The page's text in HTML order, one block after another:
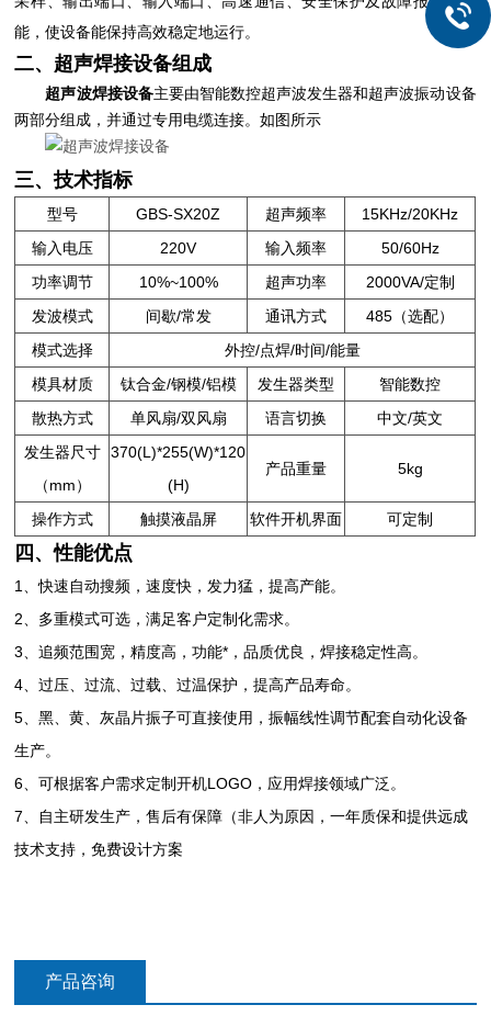
能，使设备能保持高效稳定地运行。
二、超声焊接设备组成
超声波焊接设备主要由智能数控超声波发生器和超声波振动设备
两部分组成，并通过专用电缆连接。如图所示
三、技术指标
型号 GBS-SX20Z 超声频率
15KHz/20KHz
输入电压
220V 输入频率
50/60Hz
功率调节
10%~100% 超声功率
2000VA/定制
发波模式
间歇/常发 通讯方式
485（选配）
模式选择
外控/点焊/时间/能量
模具材质
钛合金/钢模/铝模 发生器类型
智能数控
散热方式
单风扇/双风扇 语言切换
中文/英文
发生器尺寸
（mm）
370(L)*255(W)*120
(H)
产品重量 5kg
操作方式 触摸液晶屏 软件开机界面 可定制
四、性能优点
1、快速自动搜频，速度快，发力猛，提高产能。
2、多重模式可选，满足客户定制化需求。
3、追频范围宽，精度高，功能*，品质优良，焊接稳定性高。
4、过压、过流、过载、过温保护，提高产品寿命。
5、黑、黄、灰晶片振子可直接使用，振幅线性调节配套自动化设备
生产。
6、可根据客户需求定制开机LOGO，应用焊接领域广泛。
7、自主研发生产，售后有保障（非人为原因，一年质保和提供远成
技术支持，免费设计方案
产品咨询